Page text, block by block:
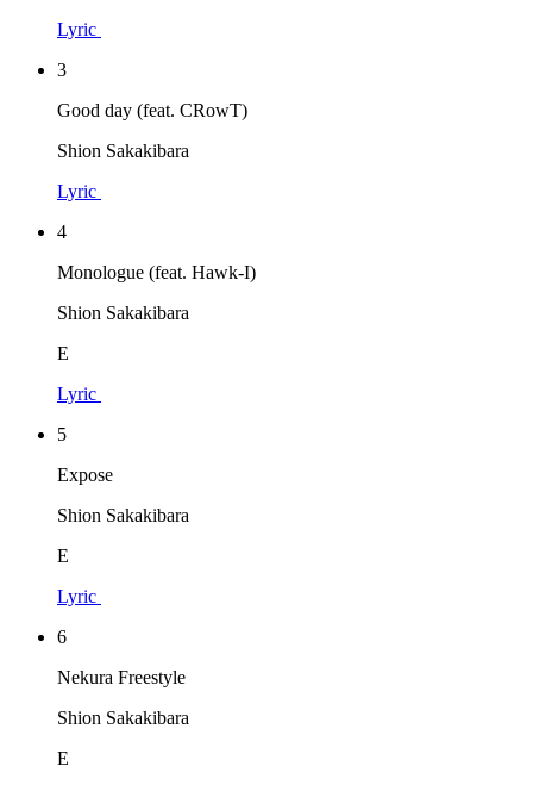
Lyric
3
Good day (feat. CRowT)
Shion Sakakibara
Lyric
4
Monologue (feat. Hawk-I)
Shion Sakakibara
E
Lyric
5
Expose
Shion Sakakibara
E
Lyric
6
Nekura Freestyle
Shion Sakakibara
E